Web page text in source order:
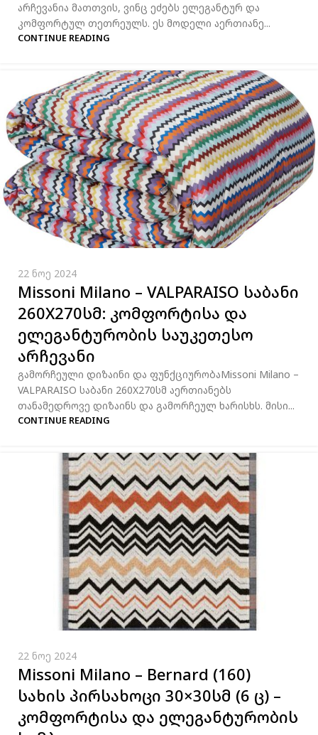
არჩევანია მათთვის, ვინც ეძებს ელეგანტურ და
კომფორტულ თეთრეულს. ეს მოდელი აერთიანე...
CONTINUE READING
22 ნოე 2024
Missoni Milano – VALPARAISO საბანი
260X270სმ: კომფორტისა და
ელეგანტურობის საუკეთესო
არჩევანი
გამორჩეული დიზაინი და ფუნქციურობაMissoni Milano –
VALPARAISO საბანი 260X270სმ აერთიანებს
თანამედროვე დიზაინს და გამორჩეულ ხარისხს. მისი...
CONTINUE READING
22 ნოე 2024
Missoni Milano – Bernard (160)
სახის პირსახოცი 30×30სმ (6 ც) –
კომფორტისა და ელეგანტურობის